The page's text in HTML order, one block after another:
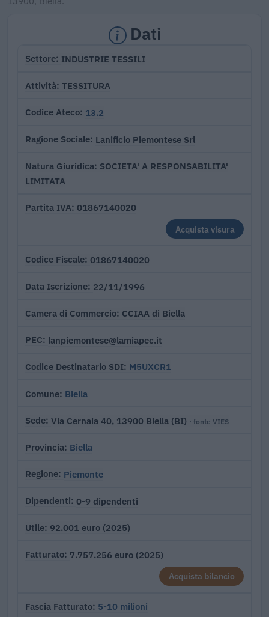
Dati
Settore INDUSTRIE TESSILI
Attività TESSITURA
Codice Ateco 13.2
Ragione Sociale Lanificio Piemontese Srl
Natura Giuridica SOCIETA' A RESPONSABILITA'
LIMITATA
Partita IVA 01867140020
Acquista visura
Codice Fiscale 01867140020
Data Iscrizione 22/11/1996
Camera di Commercio CCIAA di Biella
PEC lanpiemontese@lamiapec.it
Codice Destinatario SDI M5UXCR1
Comune Biella
Sede Via Cernaia 40, 13900 Biella (BI) · fonte VIES
Provincia Biella
Regione Piemonte
Dipendenti 0-9 dipendenti
Utile 92.001 euro (2025)
Fatturato 7.757.256 euro (2025)
Acquista bilancio
Fascia Fatturato 5-10 milioni